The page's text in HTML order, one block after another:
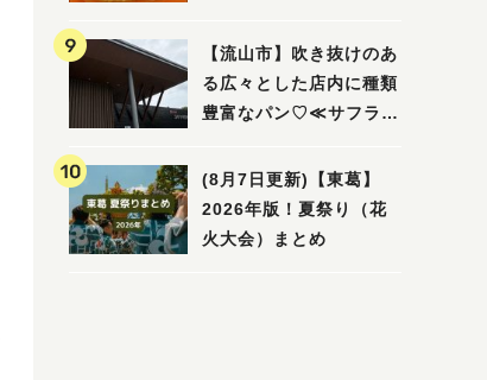
ビュー
【流山市】吹き抜けのあ
る広々とした店内に種類
豊富なパン♡≪サフラン
(8月7日更新)【東葛】
2026年版！夏祭り（花
火大会）まとめ